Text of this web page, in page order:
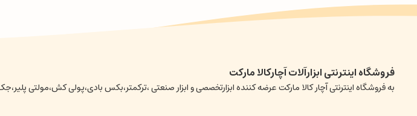
فروشگاه اینترنتی ابزارآلات آچارکالا مارکت
به فروشگاه اینترنتی آچار کالا مارکت عرضه کننده ابزارتخصصی و ابزار صنعتی ،ترکمتر،بکس بادی،پولی کش،مولتی